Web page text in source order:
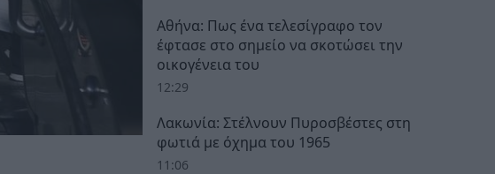
Αθήνα: Πως ένα τελεσίγραφο τον
έφτασε στο σημείο να σκοτώσει την
οικογένεια του
12:29
Λακωνία: Στέλνουν Πυροσβέστες στη
φωτιά με όχημα του 1965
11:06